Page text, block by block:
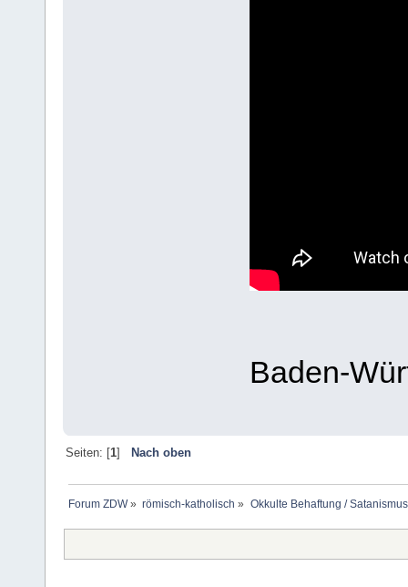
Baden-
Seiten: [1] Nach oben
Forum ZDW» römisch-katholisch » Okkulte Behaftung /